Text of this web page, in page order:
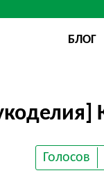
БЛОГ
Голосов